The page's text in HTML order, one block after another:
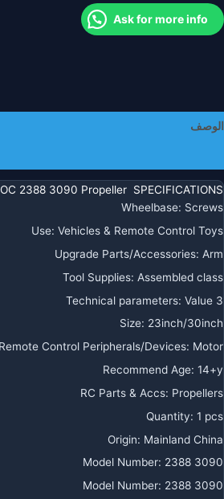
لنظام
الطاقة
بدون
طيار
Ask for more info
الوصف
2388 3090 Propeller SPECIFICATIONS
Wheelbase: Screws
Use: Vehicles & Remote Control Toys
Upgrade Parts/Accessories: Arm
Tool Supplies: Assembled class
Technical parameters: Value 3
Size: 23inch/30inch
Remote Control Peripherals/Devices: Motor
Recommend Age: 14+y
RC Parts & Accs: Propellers
Quantity: 1 pcs
Origin: Mainland China
Model Number: 2388 3090
Model Number: 2388 3090